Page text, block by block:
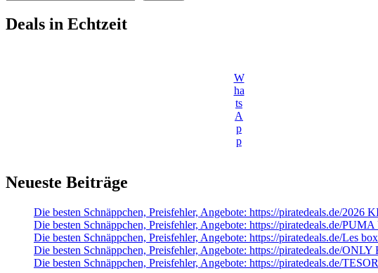
Deals in Echtzeit
W
ha
ts
A
p
p
Neueste Beiträge
Die besten Schnäppchen, Preisfehler, Angebote: https://piratedeals.de/2026
Die besten Schnäppchen, Preisfehler, Angebote: https://piratedeals.de/
Die besten Schnäppchen, Preisfehler, Angebote: https://piratedeals.de/Les
Die besten Schnäppchen, Preisfehler, Angebote: https://piratedeals.de/
Die besten Schnäppchen, Preisfehler, Angebote: https://piratedeals.de/